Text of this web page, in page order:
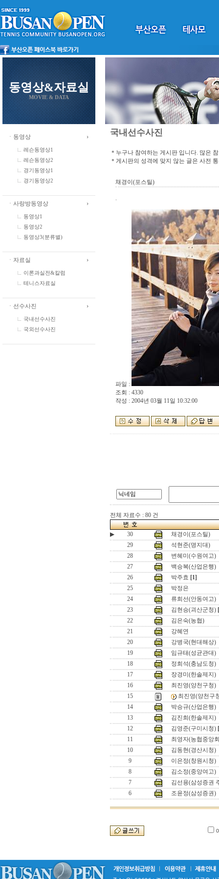
동영상&자료실
MOVIE & DATA
ㆍ동영상
레슨동영상1
레슨동영상2
경기동영상1
경기동영상2
ㆍ사랑방동영상
동영상1
동영상2
동영상3(분류별)
ㆍ자료실
이론과실전&칼럼
테니스자료실
ㆍ선수사진
국내선수사진
국외선수사진
국내선수사진
＊누구나 참여하는 게시판 입니다. 많은
＊게시판의 성격에 맞지 않는 글은 사전
채경이(포스틸)
.
파일 :
조회 : 4330
작성 : 2004년 03월 11일 10:32:00
전체 자료수 : 80 건
▶ 30
채경이(포스틸)
29
석현준(명지대)
28
변혜미(수원여고)
27
백승복(산업은행)
26
박주효 [1]
25
박정은
24
류희선(안동여고)
23
김현승(괴산군청)
22
김은숙(농협)
21
강혜연
20
강병국(현대해상)
19
임규태(성균관대)
18
정희석(충남도청)
17
장경미(한솔제지)
16
최진영(양천구청)
15
최진영(양천구
14
박승규(산업은행)
13
김진희(한솔제지)
12
김영준(구미시청)
11
최영자(농협중앙
10
김동현(경산시청)
9
이은정(창원시청)
8
김소정(중앙여고)
7
김선용(삼성증권
6
조윤정(삼성증권)